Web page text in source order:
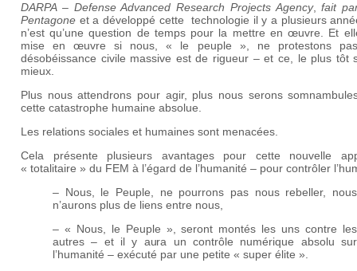
DARPA – Defense Advanced Research Projects Agency,fait
Pentagone et a développé cette technologie il y a plusieurs
n’est qu’une question de temps pour la mettre en œuvre. Et
mise en œuvre si nous, « le peuple », ne protestons
désobéissance civile massive est de rigueur – et ce, le plus tôt
mieux.
Plus nous attendrons pour agir, plus nous serons
cette catastrophe humaine absolue.
Les relations sociales et humaines sont menacées.
Cela présente plusieurs avantages pour cette nouvelle
« totalitaire » du FEM à l’égard de l’humanité – pour contrôler
– Nous, le Peuple, ne pourrons pas nous rebeller, nous
n’aurons plus de liens entre nous,
– « Nous, le Peuple », seront montés les uns contre les
autres – et il y aura un contrôle numérique absolu sur
l’humanité – exécuté par une petite « super élite ».